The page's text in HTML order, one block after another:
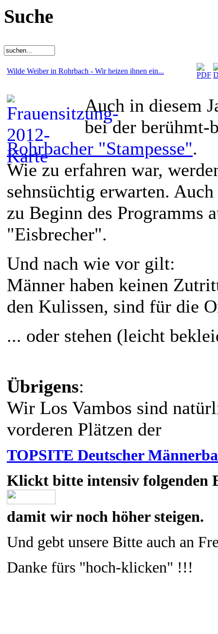
Suche
Wilde Weiber in Rohrbach - Wir heizen ihnen ein...
Auch in diesem
bei der
Rohrbacher "Stampesse".
Wie zu erfahren war,
sehnsüchtig erwarten.
zu Beginn des Programms
"Eisbrecher".
Und nach wie vor gilt:
Männer haben keinen
den Kulissen, sind für die
... oder stehen (leicht
Übrigens:
Wir Los Vambos sind
vorderen Plätzen der
TOPSITE Deutscher
Klickt bitte intensiv folgenden
damit wir noch höher steigen.
Und gebt unsere Bitte auch an
Danke fürs "hoch-klicken" !!!